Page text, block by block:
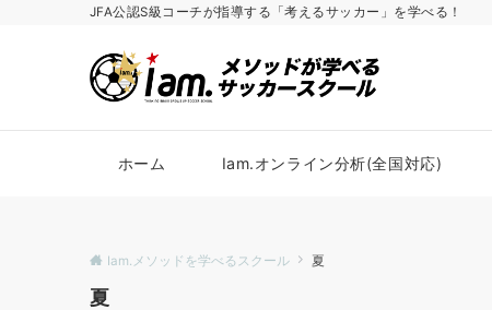
JFA公認S級コーチが指導する「考えるサッカー」を学べる！
ホーム Iam.オンライン分析(全国対応)
Iam.メソッドを学べるスクール 夏
夏